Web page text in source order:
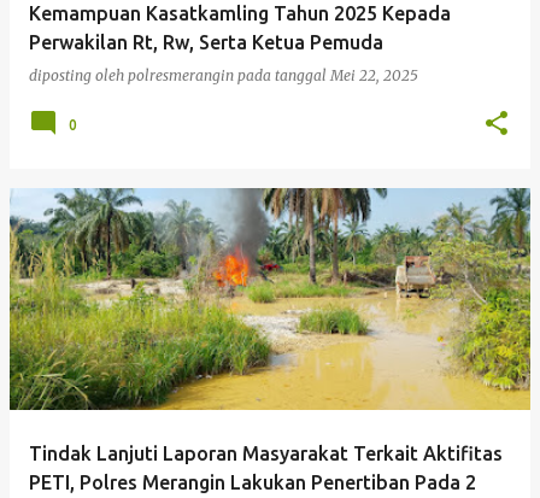
Kemampuan Kasatkamling Tahun 2025 Kepada
Perwakilan Rt, Rw, Serta Ketua Pemuda
diposting oleh polresmerangin pada tanggal Mei 22, 2025
0
Tindak Lanjuti Laporan Masyarakat Terkait Aktifitas
PETI, Polres Merangin Lakukan Penertiban Pada 2